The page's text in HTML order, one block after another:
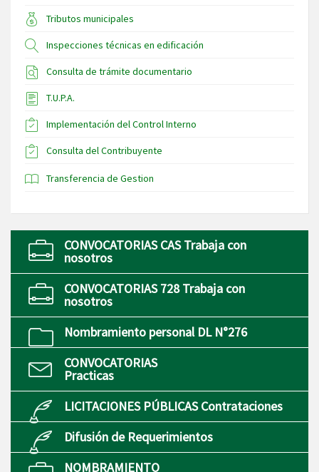
Tributos municipales
Inspecciones técnicas en edificación
Consulta de trámite documentario
T.U.P.A.
Implementación del Control Interno
Consulta del Contribuyente
Transferencia de Gestion
CONVOCATORIAS CAS Trabaja con
nosotros
CONVOCATORIAS 728 Trabaja con
nosotros
Nombramiento personal DL N°276
CONVOCATORIAS
Practicas
LICITACIONES PÚBLICAS Contrataciones
Difusión de Requerimientos
NOMBRAMIENTO